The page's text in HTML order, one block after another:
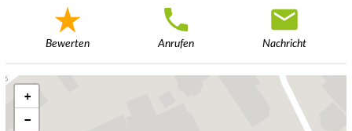
Bewerten Anrufen Nachricht
+
−